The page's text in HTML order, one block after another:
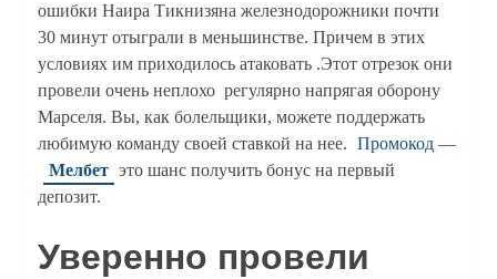
ошибки Наира Тикнизяна железнодорожники почти
30 минут отыграли в меньшинстве. Причем в этих
условиях им приходилось атаковать .Этот отрезок они
провели очень неплохо регулярно напрягая оборону
Марселя. Вы, как болельщики, можете поддержать
любимую команду своей ставкой на нее. Промокод —
Мелбет это шанс получить бонус на первый
депозит.
Уверенно провели